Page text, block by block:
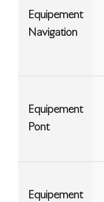
Equipement
Navigation
Equipement
Pont
Equipement